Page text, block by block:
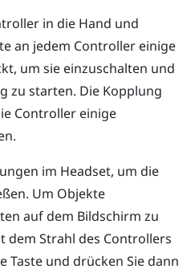
in die Hand und
an jedem Controller einige
um sie einzuschalten und
zu starten. Die Kopplung
Controller einige
im Headset, um die
Um Objekte
auf dem Bildschirm zu
dem Strahl des Controllers
Taste und drücken Sie dann